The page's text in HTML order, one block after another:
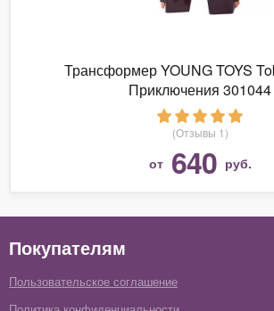
Трансформер YOUNG TOYS
Приключения 301044
(Отзывы 1)
от 640 руб.
Покупателям
Пользовательское соглашение